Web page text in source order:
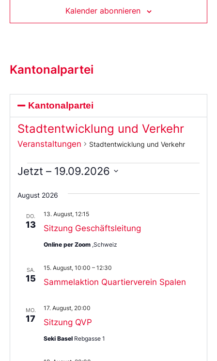
Kalender abonnieren
Kantonalpartei
Kantonalpartei
Stadtentwicklung und Verkehr
Veranstaltungen Stadtentwicklung und Verkehr
Jetzt – 19.09.2026
Sie
das
aus.
August 2026
DO.
13 Sitzung Geschäftsleitung
13. August, 12:15
Online per Zoom ,Schweiz
SA.
15 Sammelaktion Quartierverein Spalen
15. August, 10:00 – 12:30
MO.
17 Sitzung QVP
17. August, 20:00
Seki Basel Rebgasse 1